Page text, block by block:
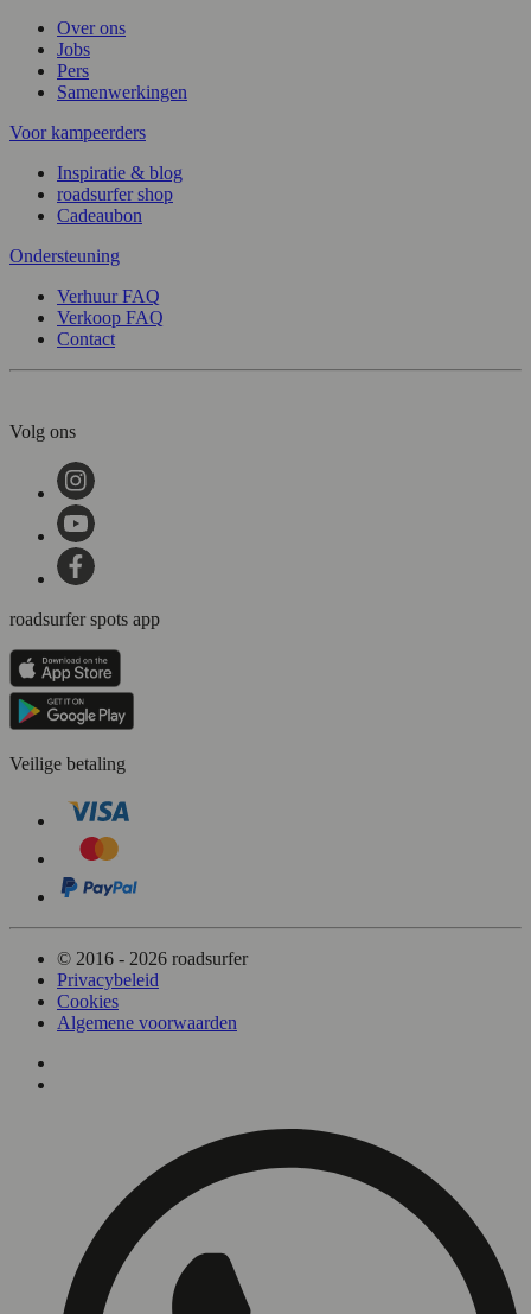
Over ons
Jobs
Pers
Samenwerkingen
Voor kampeerders
Inspiratie & blog
roadsurfer shop
Cadeaubon
Ondersteuning
Verhuur FAQ
Verkoop FAQ
Contact
Volg ons
roadsurfer spots app
Veilige betaling
© 2016 - 2026 roadsurfer
Privacybeleid
Cookies
Algemene voorwaarden